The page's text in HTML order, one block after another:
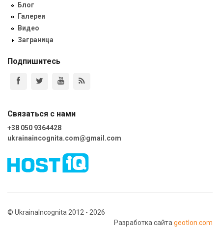
Блог
Галереи
Видео
Заграница
Подпишитесь
Связаться с нами
+38 050 9364428
ukrainaincognita.com@gmail.com
© UkrainaIncognita 2012 - 2026
Разработка сайта geotlon.com